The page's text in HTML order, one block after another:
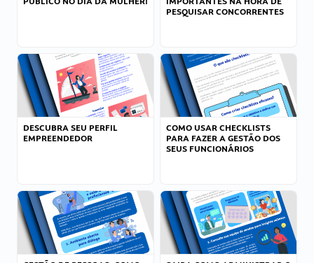
PESQUISAR CONCORRENTES
DESCUBRA SEU PERFIL
EMPREENDEDOR
COMO USAR CHECKLISTS
PARA FAZER A GESTÃO DOS
SEUS FUNCIONÁRIOS